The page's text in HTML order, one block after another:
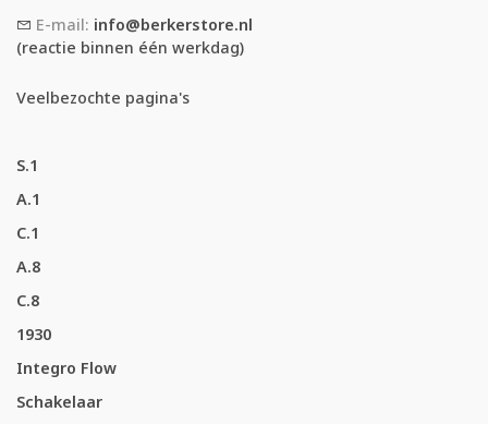
E-mail: info@berkerstore.nl
(reactie binnen één werkdag)
Veelbezochte pagina's
S.1
A.1
C.1
A.8
C.8
1930
Integro Flow
Schakelaar